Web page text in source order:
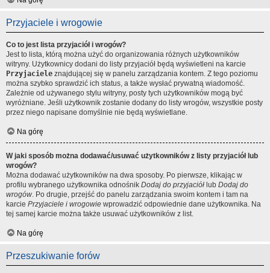
Przyjaciele i wrogowie
Co to jest lista przyjaciół i wrogów?
Jest to lista, którą można użyć do organizowania różnych użytkowników
witryny. Użytkownicy dodani do listy przyjaciół będą wyświetleni na karcie
Przyjaciele znajdującej się w panelu zarządzania kontem. Z tego poziomu
można szybko sprawdzić ich status, a także wysłać prywatną wiadomość.
Zależnie od używanego stylu witryny, posty tych użytkowników mogą być
wyróżniane. Jeśli użytkownik zostanie dodany do listy wrogów, wszystkie posty
przez niego napisane domyślnie nie będą wyświetlane.
Na górę
W jaki sposób można dodawać/usuwać użytkowników z listy przyjaciół lub
wrogów?
Można dodawać użytkowników na dwa sposoby. Po pierwsze, klikając w
profilu wybranego użytkownika odnośnik Dodaj do przyjaciół lub Dodaj do
wrogów. Po drugie, przejść do panelu zarządzania swoim kontem i tam na
karcie Przyjaciele i wrogowie wprowadzić odpowiednie dane użytkownika. Na
tej samej karcie można także usuwać użytkowników z list.
Na górę
Przeszukiwanie forów